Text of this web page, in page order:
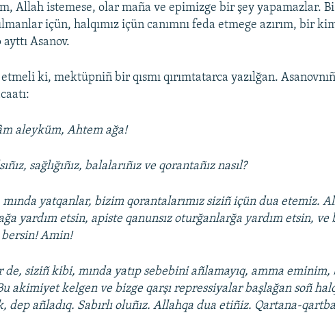
Allah istemese, olar maña ve epimizge bir şey yapamazlar.
içün, halqımız içün canımnı feda etmege azırım, bir
ayttı Asanov.
etmeli ki, mektüpniñ bir qısmı qırımtatarca yazılğan.
aleyküm, Ahtem ağa!
sağlığıñız, balalarıñız ve qorantañız nasıl?
yatqanlar, bizim qorantalarımız siziñ içün dua etemiz.
yardım etsin, apiste qanunsız oturğanlarğa yardım etsin, ve
bersin! Amin!
de, siziñ kibi, mında yatıp sebebini añlamayıq, amma eminim,
akimiyet kelgen ve bizge qarşı repressiyalar başlağan soñ
dep añladıq. Sabırlı oluñız. Allahqa dua etiñiz. Qartana-